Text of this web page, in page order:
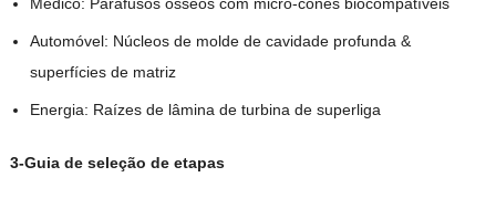
Automóvel: Núcleos de molde de cavidade profunda &
superfícies de matriz
Energia: Raízes de lâmina de turbina de superliga
3-Guia de seleção de etapas